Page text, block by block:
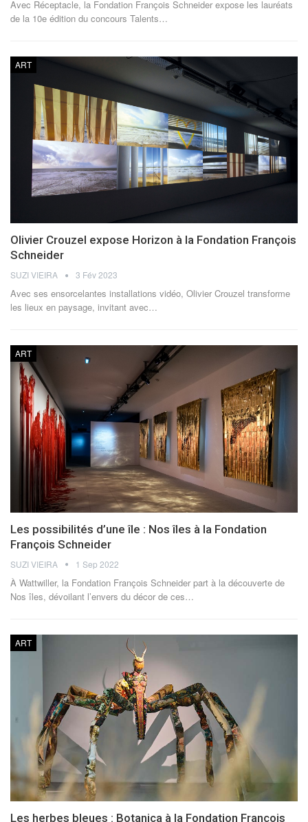
Avec Réceptacle, la Fondation François Schneider expose les lauréats
de la 10e édition du concours Talents…
ART
Olivier Crouzel expose Horizon à la Fondation François
Schneider
SUZI VIEIRA 3 Fév 2023
Avec ses ensorcelantes installations vidéo, Olivier Crouzel transforme
les lieux en paysage, invitant avec…
ART
Les possibilités d’une île : Nos îles à la Fondation
François Schneider
SUZI VIEIRA 1 Sep 2022
À Wattwiller, la Fondation François Schneider part à la découverte de
Nos îles, dévoilant l’envers du décor de ces…
ART
Les herbes bleues : Botanica à la Fondation François